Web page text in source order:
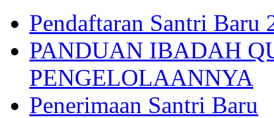
Pendaftaran Santri Baru
PANDUAN IBADAH
PENGELOLAANNYA
Penerimaan Santri Baru